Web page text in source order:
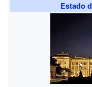
Estado